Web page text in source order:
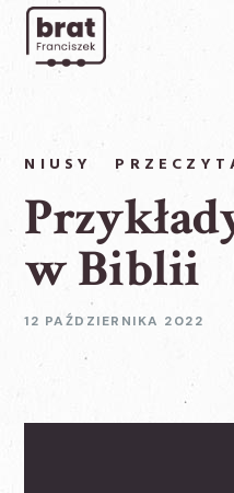
NIUSY
w Biblii
12 PAŹDZIERNIKA 2022